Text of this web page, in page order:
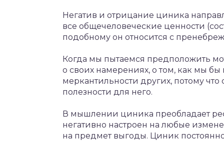
Негатив и отрицание циника
все общечеловеческие ценности
подобному он относится с
Когда мы пытаемся предположить
о своих намерениях, о том, как мы
меркантильности других, потому
полезности для него.
В мышлении циника преобладает
негативно настроен на любые
на предмет выгоды. Циник